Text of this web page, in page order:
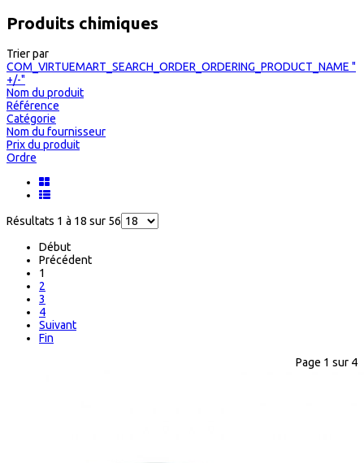
Produits chimiques
Trier par
COM_VIRTUEMART_SEARCH_ORDER_ORDERING_PRODUCT_NAME "
+/-"
Nom du produit
Référence
Catégorie
Nom du fournisseur
Prix du produit
Ordre
Résultats 1 à 18 sur 56
Début
Précédent
1
2
3
4
Suivant
Fin
Page 1 sur 4